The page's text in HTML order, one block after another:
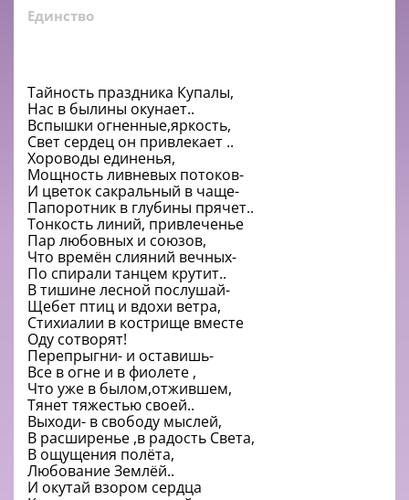
Единство
Тайность праздника Купалы,
Нас в былины окунает..
Вспышки огненные,яркость,
Свет сердец он привлекает ..
Хороводы единенья,
Мощность ливневых потоков-
И цветок сакральный в чаще-
Папоротник в глубины прячет..
Тонкость линий, привлеченье
Пар любовных и союзов,
Что времён слияний вечных-
По спирали танцем крутит..
В тишине лесной послушай-
Щебет птиц и вдохи ветра,
Стихиалии в кострище вместе
Оду сотворят!
Перепрыгни- и оставишь-
Все в огне и в фиолете ,
Что уже в былом,отжившем,
Тянет тяжестью своей..
Выходи- в свободу мыслей,
В расширенье ,в радость Света,
В ощущения полёта,
Любование Землёй..
И окутай взором сердца